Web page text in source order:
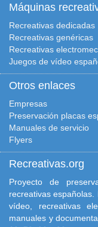
Máquinas
Recreativas dedicadas
Recreativas genéricas
Recreativas
Juegos de vídeo
Otros enlaces
Empresas
Preservación placas
Manuales de servicio
Flyers
Recreativas.org
Proyecto de
recreativas
vídeo, recreativas
manuales y